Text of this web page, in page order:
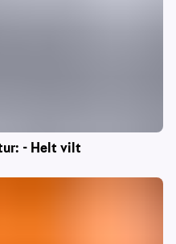
- Helt vilt